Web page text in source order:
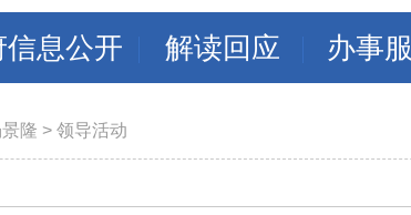
信息公开 解读回应 办事
隆 > 领导活动